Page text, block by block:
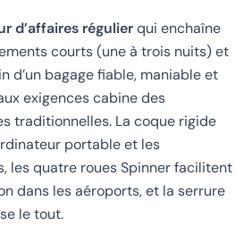
d’affaires régulierqui enchaîne
courts (une à trois nuits) et
d’un bagage fiable, maniable et
exigences cabine des
traditionnelles. La coque rigide
portable et les
les quatre roues Spinner facilitent
dans les aéroports, et la serrure
le tout.